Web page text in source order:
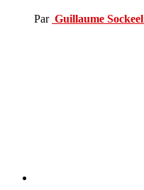
Par Guillaume Sockeel